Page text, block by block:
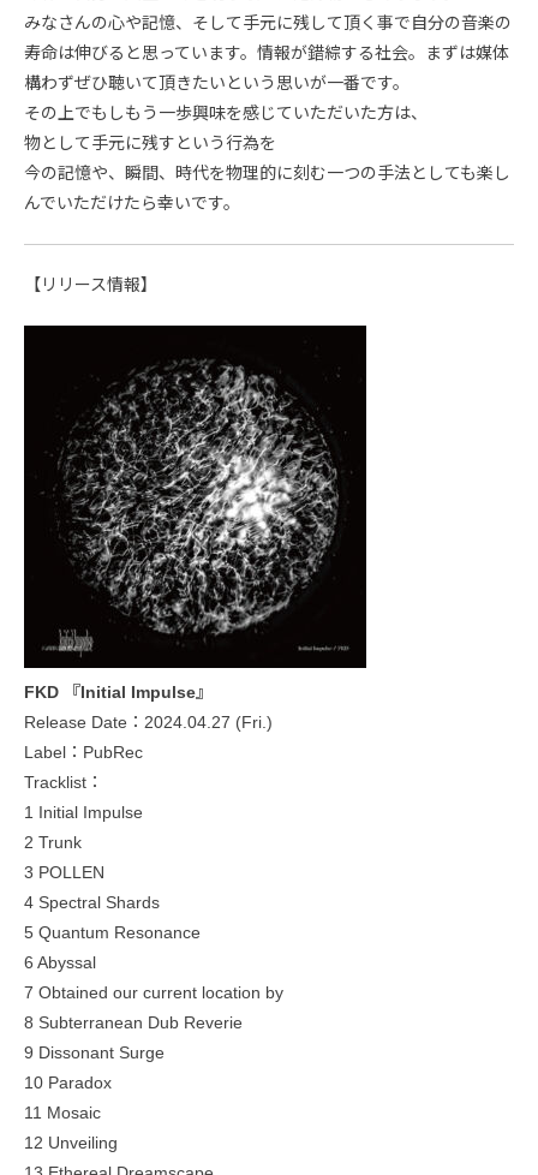
みなさんの心や記憶、そして手元に残して頂く事で自分の音楽の
寿命は伸びると思っています。情報が錯綜する社会。まずは媒体
構わずぜひ聴いて頂きたいという思いが一番です。
その上でもしもう一歩興味を感じていただいた方は、
物として手元に残すという行為を
今の記憶や、瞬間、時代を物理的に刻む一つの手法としても楽し
んでいただけたら幸いです。
【リリース情報】
FKD 『Initial Impulse』
Release Date：2024.04.27 (Fri.)
Label：PubRec
Tracklist：
1 Initial Impulse
2 Trunk
3 POLLEN
4 Spectral Shards
5 Quantum Resonance
6 Abyssal
7 Obtained our current location by
8 Subterranean Dub Reverie
9 Dissonant Surge
10 Paradox
11 Mosaic
12 Unveiling